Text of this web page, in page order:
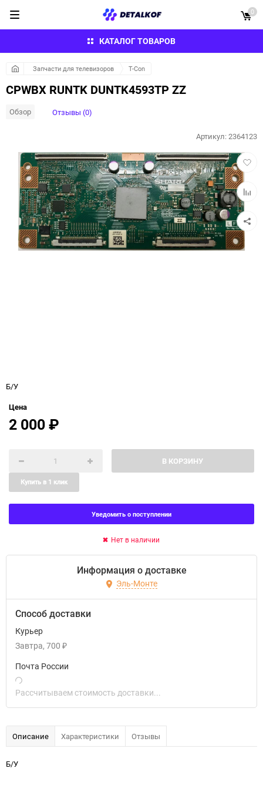
КАТАЛОГ ТОВАРОВ
0
Запчасти для телевизоров T-Con
CPWBX RUNTK DUNTK4593TP ZZ
Обзор Отзывы (0)
в
к
Артикул:2364123
Б/У
Цена
2 000₽
В КОРЗИНУ
Купить в 1 клик
Уведомить о поступлении
Нет в наличии
Информация о доставке
Эль-Монте
Способ доставки
Курьер
Завтра 700 ₽
Почта России
Рассчитываем стоимость доставки...
Описание Характеристики Отзывы
Б/У